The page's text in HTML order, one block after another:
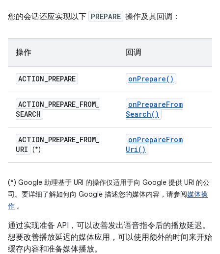
您的会话还应实现以下 PREPARE 操作及其回调：
操作 回调
ACTION_PREPARE onPrepare( )
ACTION_PREPARE_FROM_
SEARCH
onPrepareFrom
Search( )
ACTION_PREPARE_FROM_
URI (*)
onPrepareFrom
Uri( )
(*) Google 助理基于 URI 的操作仅适用于向 Google 提供 URI 的公
司。要详细了解如何向 Google 描述您的媒体内容，请参阅媒体操
作 。
通过实现准备 API，可以改善发出语音指令后的播放延迟。
想要改善播放延迟的媒体应用，可以使用额外的时间来开始
缓存内容和准备媒体播放。